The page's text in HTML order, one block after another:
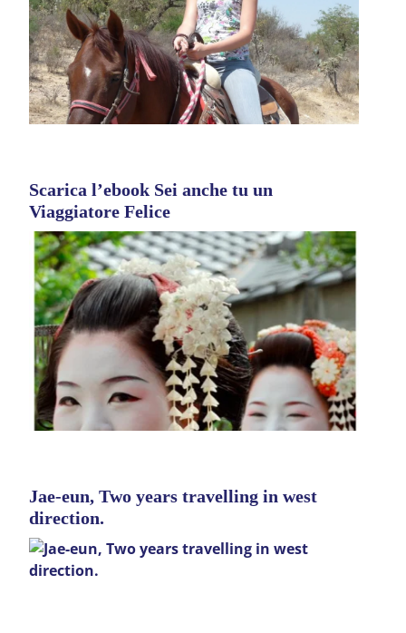
Scarica l’ebook Sei anche tu un
Viaggiatore Felice
Jae-eun, Two years travelling in west
direction.